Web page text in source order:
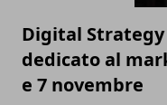
Digital Strategy
dedicato al
e 7 novembre